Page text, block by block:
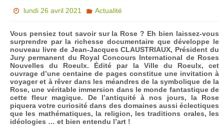
lundi 26 avril 2021 Actualité
Vous pensiez tout savoir sur la Rose ? Eh bien laissez-vous
surprendre par la richesse documentaire que développe le
nouveau livre de Jean-Jacques CLAUSTRIAUX, Président du
Jury permanent du Royal Concours International de Roses
Nouvelles du Roeulx. Édité par la Ville du Roeulx, cet
ouvrage d’une centaine de pages constitue une invitation à
voyager et à rêver dans les méandres de la symbolique de la
Rose, une véritable immersion dans le monde fantastique de
cette fleur magique. De l’antiquité à nos jours, la Rose
piquera votre curiosité dans des domaines aussi éclectiques
que les mathématiques, la religion, les traditions orales, les
idéologies … et bien entendu l’art !